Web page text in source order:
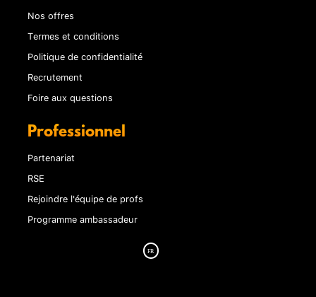
Nos offres
Termes et conditions
Politique de confidentialité
Recrutement
Foire aux questions
Professionnel
Partenariat
RSE
Rejoindre l'équipe de profs
Programme ambassadeur